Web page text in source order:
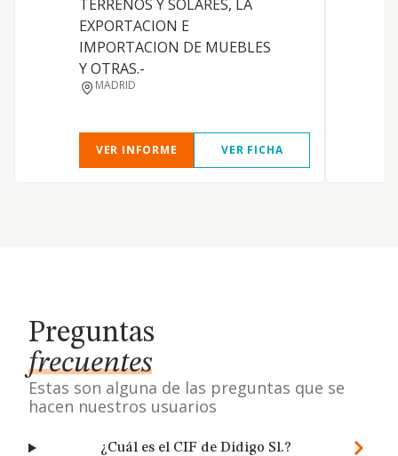
TERRENOS Y SOLARES, LA
EXPORTACION E
IMPORTACION DE MUEBLES
Y OTRAS.-
MADRID
VER INFORME VER FICHA
Preguntas
frecuentes
Estas son alguna de las preguntas que se
hacen nuestros usuarios
¿Cuál es el CIF de Didigo Sl.?